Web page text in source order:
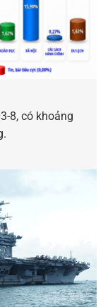
8, có khoảng